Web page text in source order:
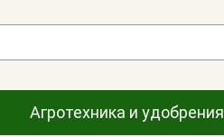
Агротехника и удобрения